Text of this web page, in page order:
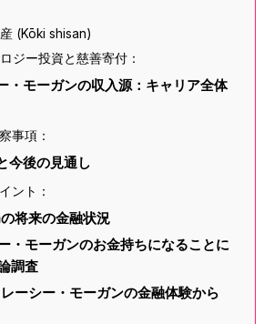
(Kōki shisan)
ジー投資と慈善寄付：
・モーガンの収入源：キャリア全体
事項：
今後の見通し
ント：
将来の金融状況
・モーガンのお金持ちになることに
調査
ーシー・モーガンの金融体験から